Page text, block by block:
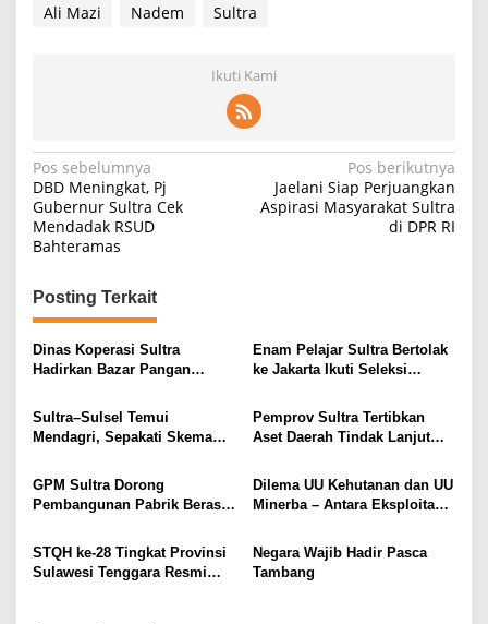
Ali Mazi Nadem Sultra
Ikuti Kami
N
a
v
g
a
s
p
o
s
Pos sebelumnya
DBD Meningkat, Pj
Gubernur Sultra Cek
Mendadak RSUD
Bahteramas
Pos berikutnya
Jaelani Siap Perjuangkan
Aspirasi Masyarakat Sultra
di DPR RI
Posting Terkait
Dinas Koperasi Sultra
Hadirkan Bazar Pangan
Enam Pelajar Sultra Bertolak
ke Jakarta Ikuti Seleksi
Sultra–Sulsel Temui
Mendagri, Sepakati Skema
Kawi-Kawia
Pemprov Sultra Tertibkan
Aset Daerah Tindak Lanjut
Dilakukan Secara Humanis
GPM Sultra Dorong
Pembangunan Pabrik Beras
Sentrum Pangan Nasional
Dilema UU Kehutanan dan UU
Minerba – Antara Eksploitasi
STQH ke-28 Tingkat Provinsi
Sulawesi Tenggara Resmi
Negara Wajib Hadir Pasca
Tambang